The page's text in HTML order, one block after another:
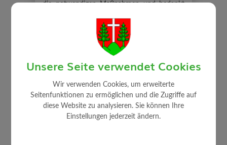
die notwendigen Maßnahmen und bedankt
⇐ zurück
Unsere Seite verwendet Cookies
Wir verwenden Cookies, um erweiterte
Seitenfunktionen zu ermöglichen und die Zugriffe auf
diese Website zu analysieren. Sie können Ihre
Einstellungen jederzeit ändern.